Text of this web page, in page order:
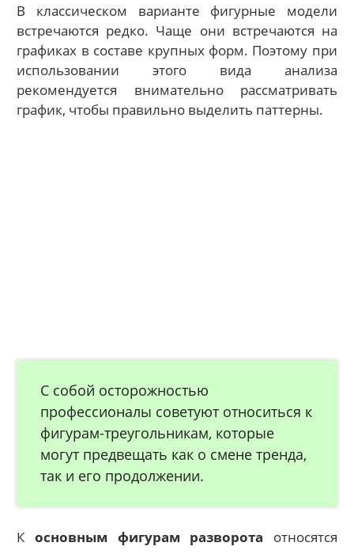
В классическом варианте фигурные модели
встречаются редко. Чаще они встречаются на
графиках в составе крупных форм. Поэтому при
использовании этого вида анализа
рекомендуется внимательно рассматривать
график, чтобы правильно выделить паттерны.
С собой осторожностью
профессионалы советуют относиться к
фигурам-треугольникам, которые
могут предвещать как о смене тренда,
так и его продолжении.
К основным фигурам разворота относятся